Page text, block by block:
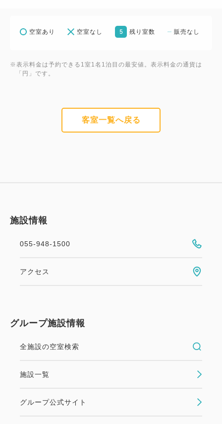
空室あり 空室なし 5 残り室数 販売なし
※表示料金は予約できる1室1名1泊目の最安値。表示料金の通貨は
「円」です。
客室一覧へ戻る
施設情報
055-948-1500
アクセス
グループ施設情報
全施設の空室検索
施設一覧
グループ公式サイト